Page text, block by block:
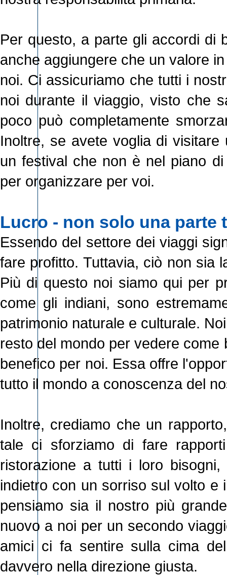
Per questo, a parte gli accordi di
anche aggiungere che un valore
noi. Ci assicuriamo che tutti i
noi durante il viaggio, visto che
poco può completamente
Inoltre, se avete voglia di
un festival che non è nel piano
per organizzare per voi.
Lucro - non solo una parte
Essendo del settore dei viaggi
fare profitto. Tuttavia, ciò non sia
Più di questo noi siamo qui per
come gli indiani, sono
patrimonio naturale e culturale.
resto del mondo per vedere
benefico per noi. Essa offre
tutto il mondo a conoscenza del
Inoltre, crediamo che un
tale ci sforziamo di fare
ristorazione a tutti i loro
indietro con un sorriso sul volto
pensiamo sia il nostro più
nuovo a noi per un secondo
amici ci fa sentire sulla cima
davvero nella direzione giusta.